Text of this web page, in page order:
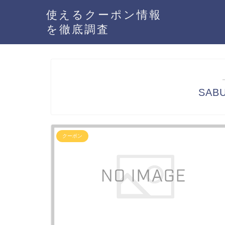
使えるクーポン情報
を徹底調査
クーポン